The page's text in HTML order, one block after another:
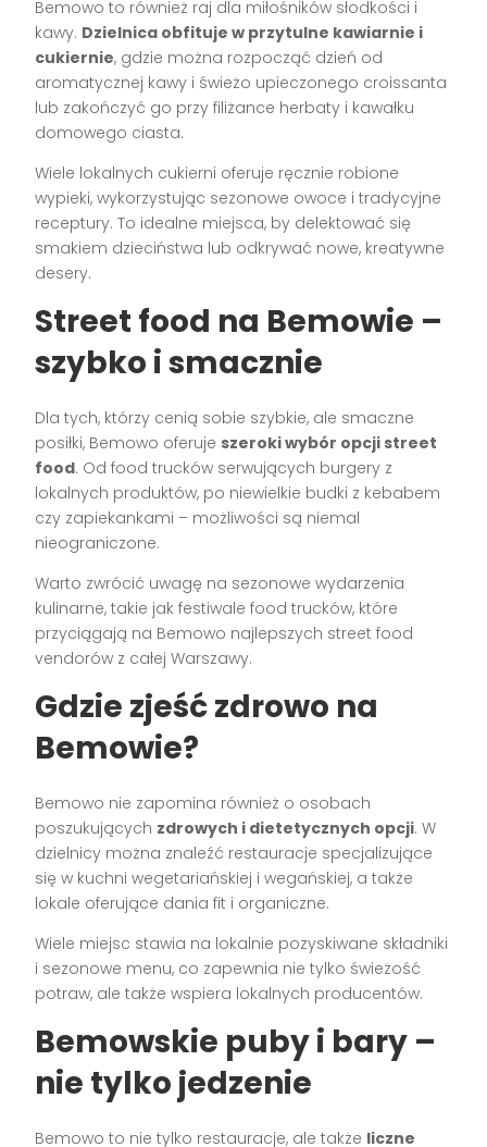
Bemowo to również raj dla miłośników słodkości i
kawy. Dzielnica obfituje w przytulne kawiarnie i
cukiernie, gdzie można rozpocząć dzień od
aromatycznej kawy i świeżo upieczonego croissanta
lub zakończyć go przy filiżance herbaty i kawałku
domowego ciasta.
Wiele lokalnych cukierni oferuje ręcznie robione
wypieki, wykorzystując sezonowe owoce i tradycyjne
receptury. To idealne miejsca, by delektować się
smakiem dzieciństwa lub odkrywać nowe, kreatywne
desery.
Street food na Bemowie –
szybko i smacznie
Dla tych, którzy cenią sobie szybkie, ale smaczne
posiłki, Bemowo oferuje szeroki wybór opcji street
food. Od food trucków serwujących burgery z
lokalnych produktów, po niewielkie budki z kebabem
czy zapiekankami – możliwości są niemal
nieograniczone.
Warto zwrócić uwagę na sezonowe wydarzenia
kulinarne, takie jak festiwale food trucków, które
przyciągają na Bemowo najlepszych street food
vendorów z całej Warszawy.
Gdzie zjeść zdrowo na
Bemowie?
Bemowo nie zapomina również o osobach
poszukujących zdrowych i dietetycznych opcji. W
dzielnicy można znaleźć restauracje specjalizujące
się w kuchni wegetariańskiej i wegańskiej, a także
lokale oferujące dania fit i organiczne.
Wiele miejsc stawia na lokalnie pozyskiwane składniki
i sezonowe menu, co zapewnia nie tylko świeżość
potraw, ale także wspiera lokalnych producentów.
Bemowskie puby i bary –
nie tylko jedzenie
Bemowo to nie tylko restauracje, ale także liczne